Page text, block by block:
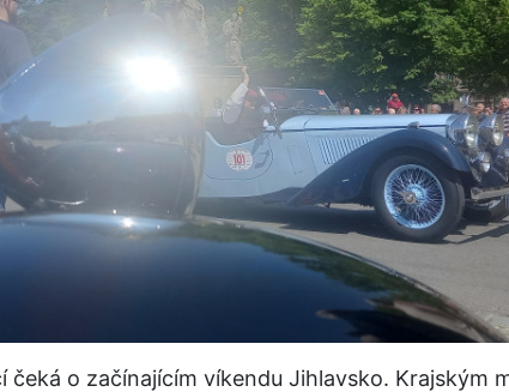
čeká o začínajícím víkendu Jihlavsko. Krajským